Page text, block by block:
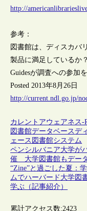
http://
参考：
図書館は、ディスカバ
製品に満足しているか
Guidesが調査への参加
Posted 2013年8月26日
http://current.ndl.go.jp/
カレントアウェアネス-
図書館データベースデ
ェース 図書館システム
ペンシルバニア大学が
催 大学図書館もデー
“Zine”と過ごした夏：
ムでハーバード大学図
学ぶ（記事紹介）
累計アクセス数:2423